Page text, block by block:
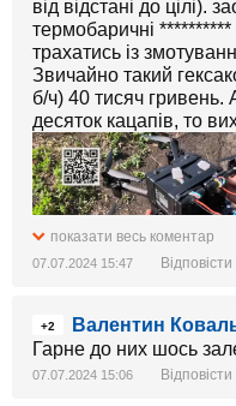
від відстані до цілі).
термобаричні
трахатись із
Звичайно такий
б/ч) 40 тисяч гривень.
десяток кацапів, то
показати весь коментар
07.07.2024 15:47 Відповісти
+2
Валентин
Гарне до них шось
07.07.2024 15:06 Відповісти